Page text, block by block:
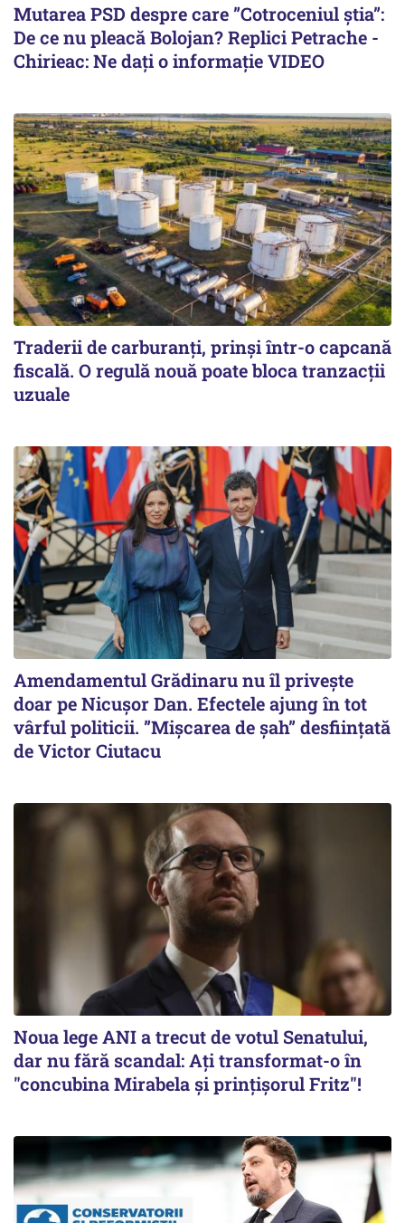
Mutarea PSD despre care ”Cotroceniul știa”:
De ce nu pleacă Bolojan? Replici Petrache -
Chirieac: Ne dați o informație VIDEO
Traderii de carburanți, prinși într-o capcană
fiscală. O regulă nouă poate bloca tranzacții
uzuale
Amendamentul Grădinaru nu îl privește
doar pe Nicușor Dan. Efectele ajung în tot
vârful politicii. ”Mișcarea de șah” desființată
de Victor Ciutacu
Noua lege ANI a trecut de votul Senatului,
dar nu fără scandal: Ați transformat-o în
"concubina Mirabela şi prinţişorul Fritz"!